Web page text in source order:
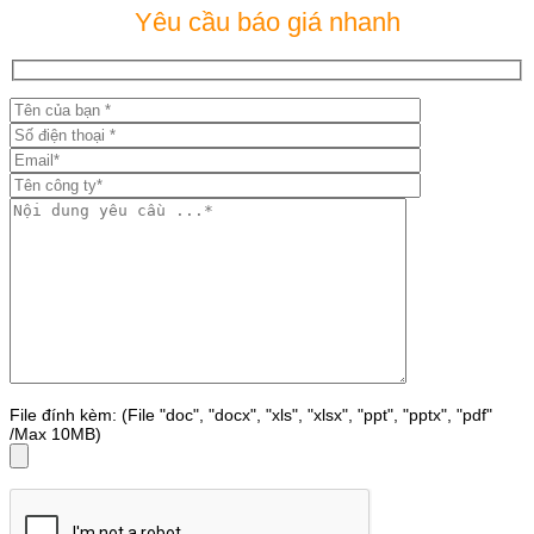
Yêu cầu báo giá nhanh
File đính kèm: (File "doc", "docx", "xls", "xlsx", "ppt", "pptx", "pdf"
/Max 10MB)